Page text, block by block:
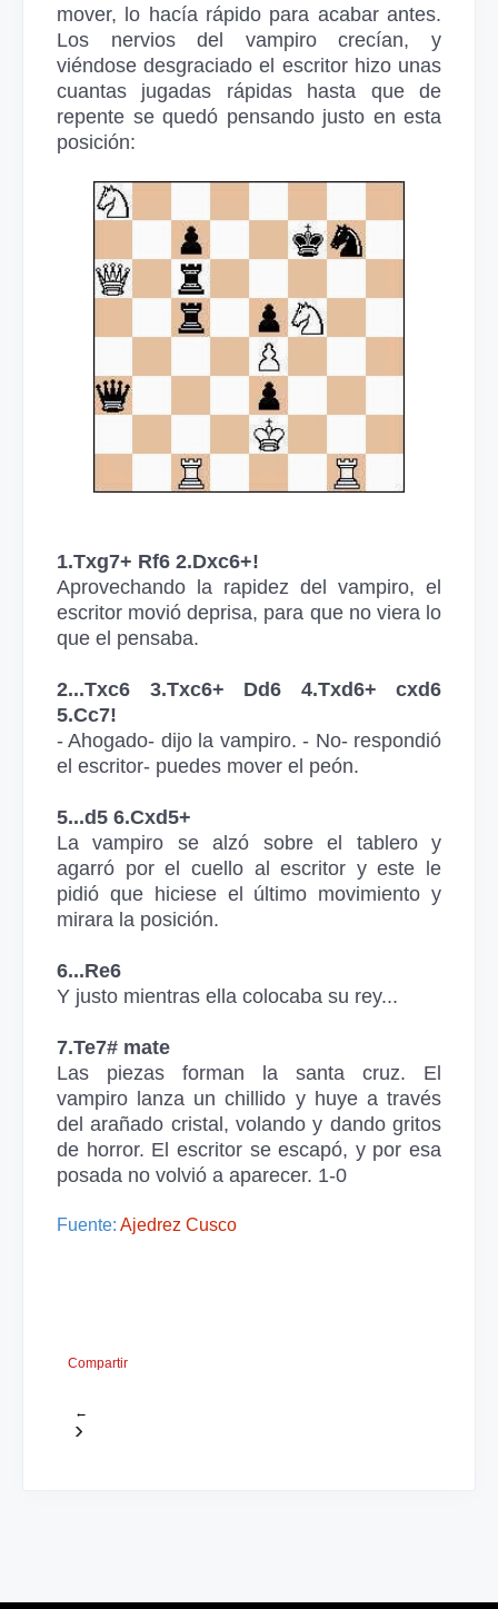
mover, lo hacía rápido para acabar antes.
Los nervios del vampiro crecían, y
viéndose desgraciado el escritor hizo unas
cuantas jugadas rápidas hasta que de
repente se quedó pensando justo en esta
posición:
1.Txg7+ Rf6 2.Dxc6+!
Aprovechando la rapidez del vampiro, el
escritor movió deprisa, para que no viera lo
que el pensaba.
2...Txc6 3.Txc6+ Dd6 4.Txd6+ cxd6
5.Cc7!
- Ahogado- dijo la vampiro. - No- respondió
el escritor- puedes mover el peón.
5...d5 6.Cxd5+
La vampiro se alzó sobre el tablero y
agarró por el cuello al escritor y este le
pidió que hiciese el último movimiento y
mirara la posición.
6...Re6
Y justo mientras ella colocaba su rey...
7.Te7# mate
Las piezas forman la santa cruz. El
vampiro lanza un chillido y huye a través
del arañado cristal, volando y dando gritos
de horror. El escritor se escapó, y por esa
posada no volvió a aparecer. 1-0
Fuente: Ajedrez Cusco
Compartir
←
›